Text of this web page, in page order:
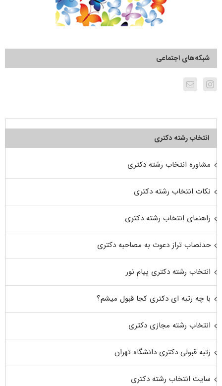
شبکه‌های اجتماعی
انتخاب رشته دکتری
مشاوره انتخاب رشته دکتری
نکات انتخاب رشته دکتری
راهنمای انتخاب رشته دکتری
حدنصاب تراز دعوت به مصاحبه دکتری
انتخاب رشته دکتری پیام نور
با چه رتبه ای دکتری کجا قبول میشم؟
انتخاب رشته مجازی دکتری
رتبه قبولی دکتری دانشگاه تهران
سایت انتخاب رشته دکتری